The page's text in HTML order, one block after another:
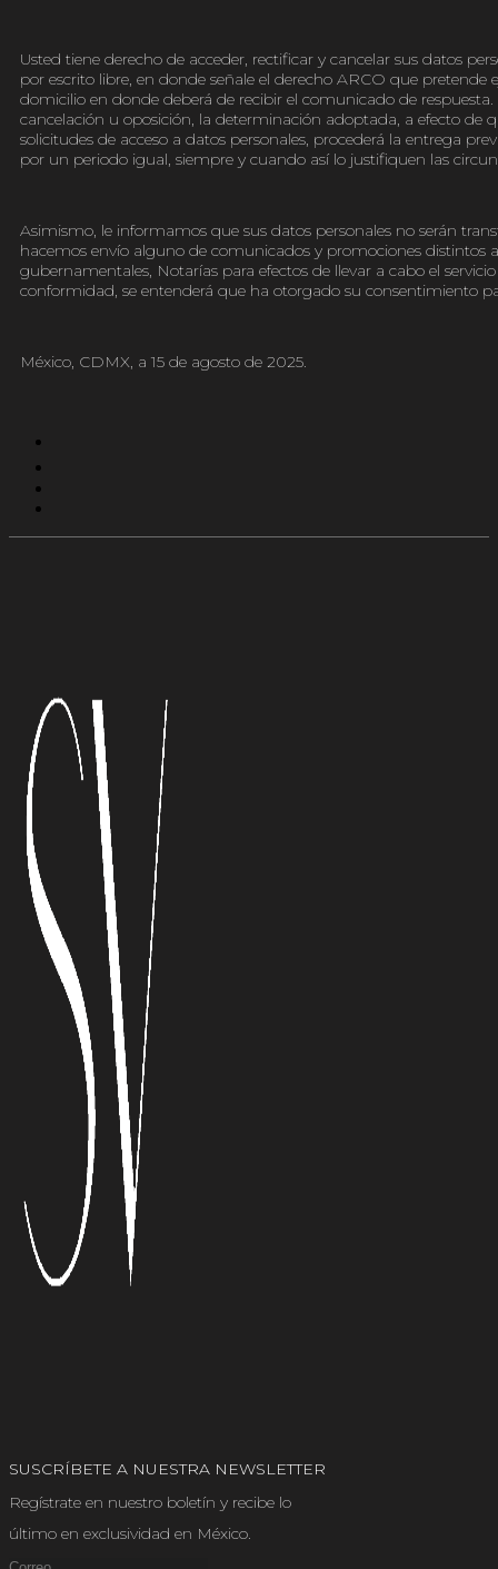
Usted tiene derecho de acceder, rectificar y cancelar sus datos
por escrito libre, en donde señale el derecho ARCO que
domicilio en donde deberá de recibir el comunicado de
cancelación u oposición, la determinación adoptada, a efecto de
solicitudes de acceso a datos personales, procederá la entrega
por un periodo igual, siempre y cuando así lo justifiquen las
Asimismo, le informamos que sus datos personales no serán
hacemos envío alguno de comunicados y promociones distintos
gubernamentales, Notarías para efectos de llevar a cabo el
conformidad, se entenderá que ha otorgado su consentimiento
México, CDMX, a 15 de agosto de 2025.
SUSCRÍBETE A NUESTRA NEWSLETTER
Regístrate en nuestro boletín y recibe lo
último en exclusividad en México.